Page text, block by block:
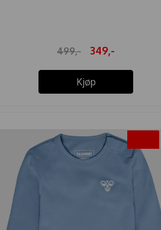
499,- 349,-
Kjøp